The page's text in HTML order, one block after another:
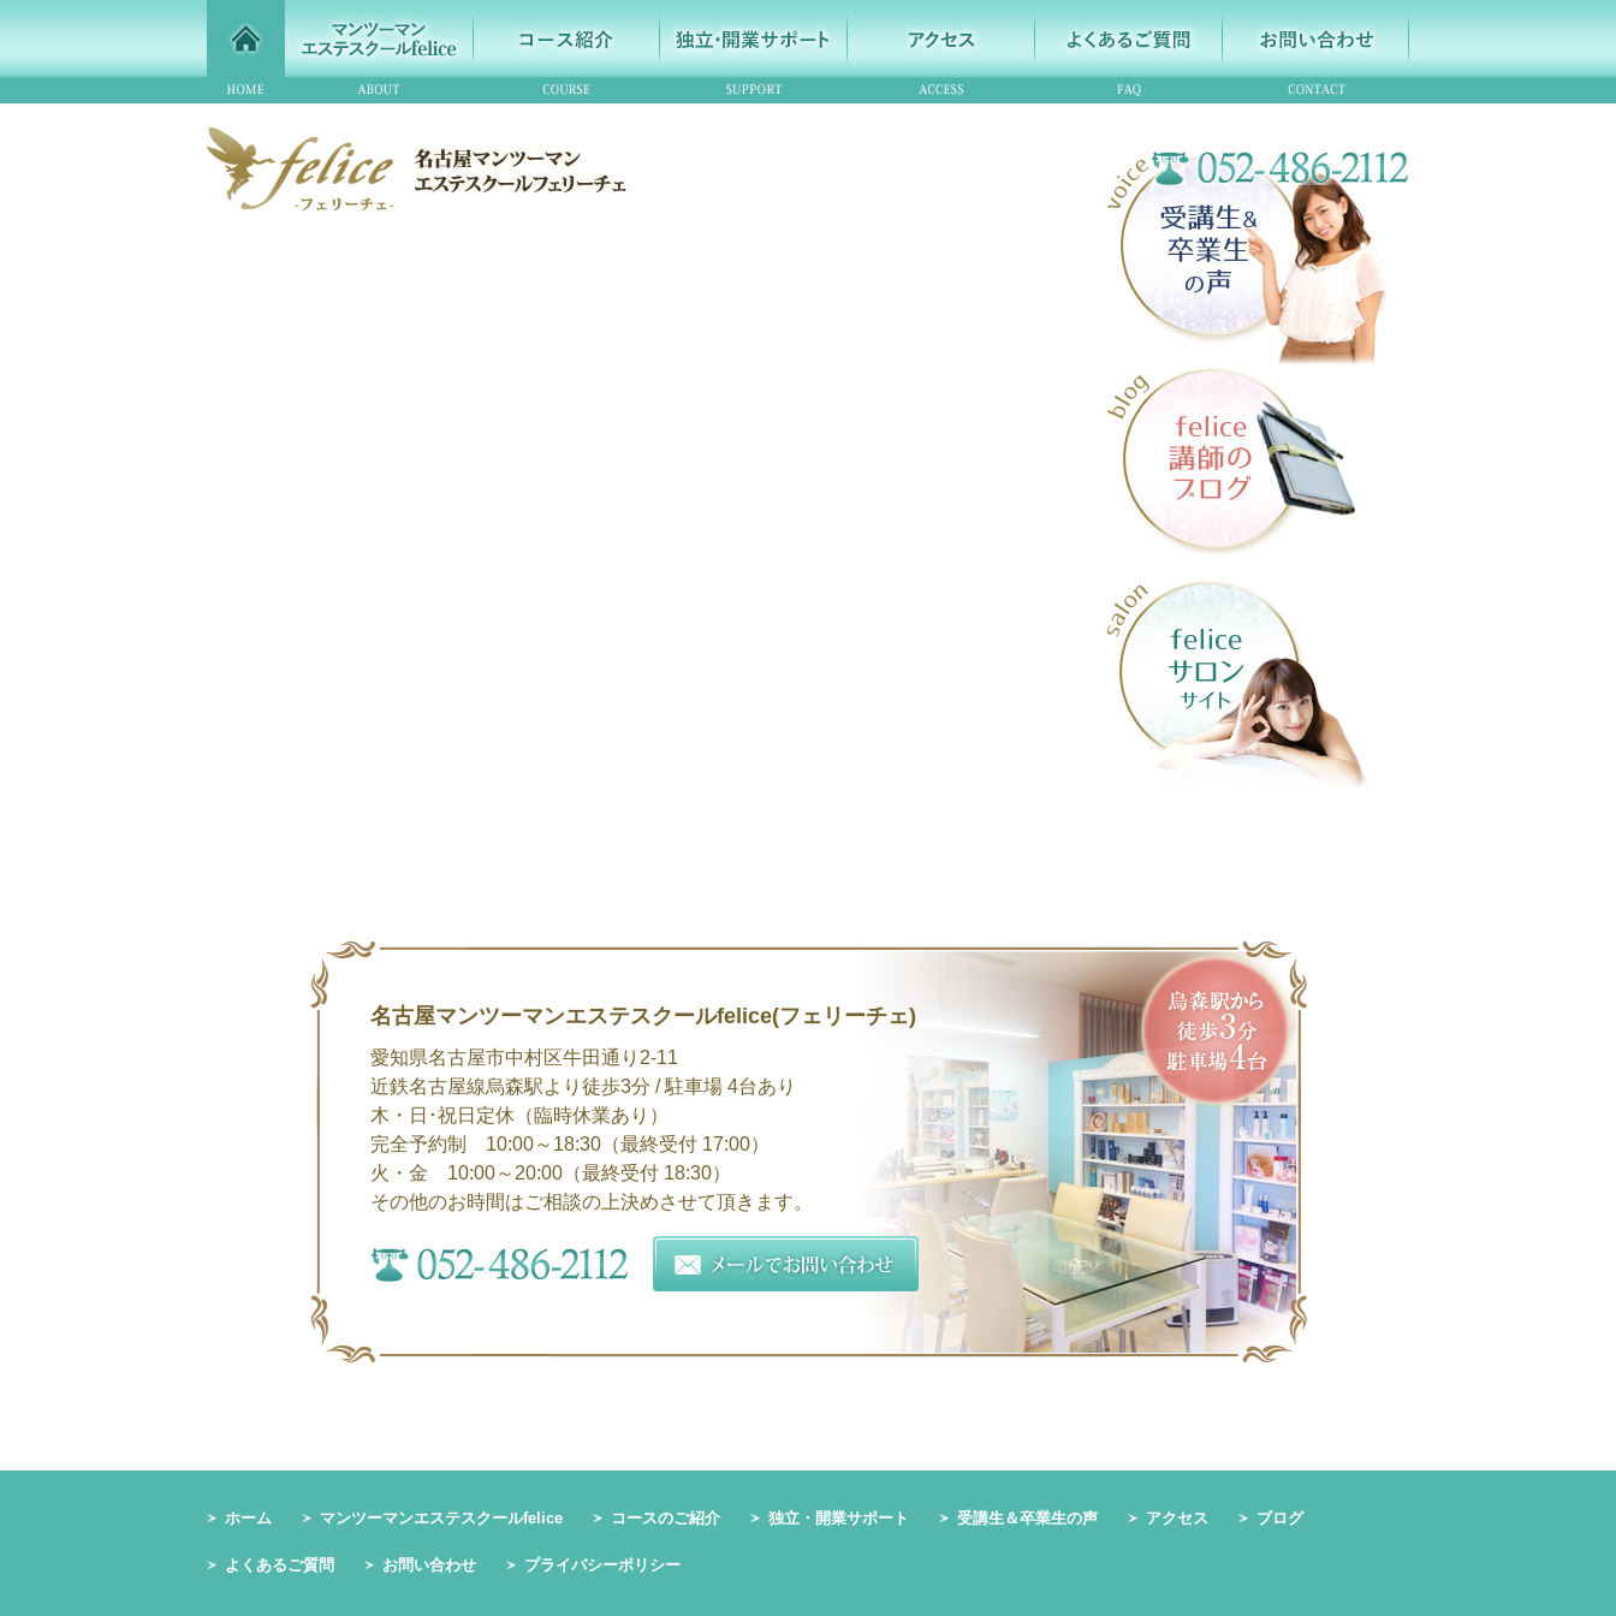
名古屋マンツーマンエステスクールfelice(フェリーチェ)
愛知県名古屋市中村区牛田通り2-11
近鉄名古屋線烏森駅より徒歩3分 / 駐車場 4台あり
木・日･祝日定休（臨時休業あり）
完全予約制 10:00～18:30（最終受付 17:00）
火・金 10:00～20:00（最終受付 18:30）
その他のお時間はご相談の上決めさせて頂きます。
ホーム マンツーマンエステスクールfelice コースのご紹介 独立・開業サポート 受講生＆卒業生の声 アクセス ブログ
よくあるご質問 お問い合わせ プライバシーポリシー